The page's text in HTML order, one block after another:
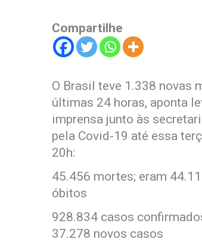
Compartilhe
O Brasil teve 1.338 novas
últimas 24 horas, aponta
imprensa junto às
pela Covid-19 até essa
20h:
45.456 mortes; eram
óbitos
928.834 casos
37.278 novos casos